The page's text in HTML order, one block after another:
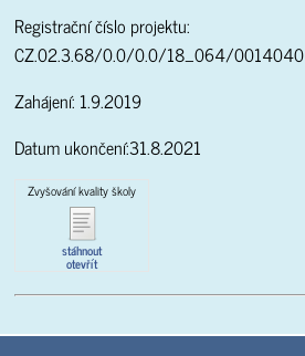
Registrační číslo projektu:
CZ.02.3.68/0.0/0.0/18_064/0014040
Zahájení: 1.9.2019
Datum ukončení:31.8.2021
Zvyšování kvality školy
stáhnout
otevřít